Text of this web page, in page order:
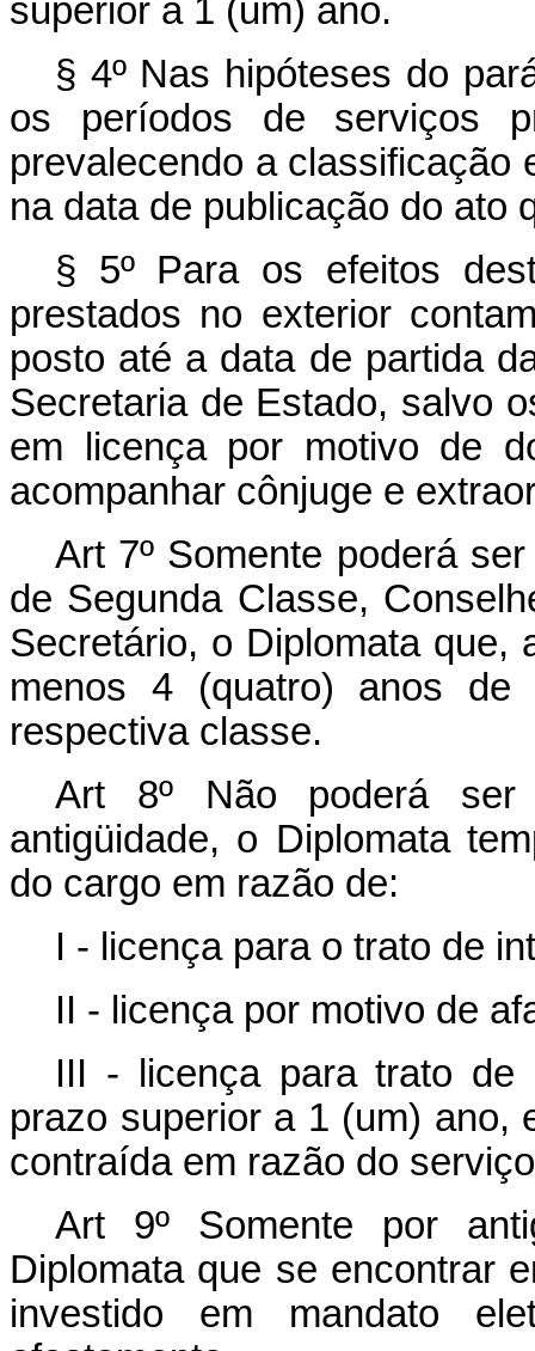
superior a 1 (um) ano.
§ 4º Nas hipóteses do
os períodos de serviços
prevalecendo a classificação
na data de publicação do ato
§ 5º Para os efeitos
prestados no exterior
posto até a data de partida
Secretaria de Estado, salvo
em licença por motivo de
acompanhar cônjuge e
Art 7º Somente poderá
de Segunda Classe,
Secretário, o Diplomata que,
menos 4 (quatro) anos de
respectiva classe.
Art 8º Não poderá ser
antigüidade, o Diplomata
do cargo em razão de:
I - licença para o trato de
II - licença por motivo de
III - licença para trato de
prazo superior a 1 (um) ano,
contraída em razão do
Art 9º Somente por
Diplomata que se encontrar
investido em mandato